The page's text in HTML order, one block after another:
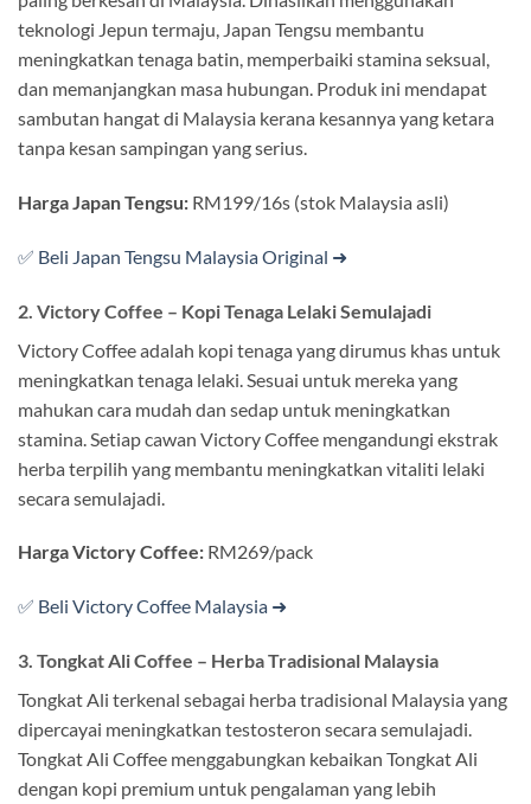
teknologi Jepun termaju, Japan Tengsu membantu
meningkatkan tenaga batin, memperbaiki stamina seksual,
dan memanjangkan masa hubungan. Produk ini mendapat
sambutan hangat di Malaysia kerana kesannya yang ketara
tanpa kesan sampingan yang serius.
Harga Japan Tengsu: RM199/16s (stok Malaysia asli)
✅ Beli Japan Tengsu Malaysia Original ➜
2. Victory Coffee – Kopi Tenaga Lelaki Semulajadi
Victory Coffee adalah kopi tenaga yang dirumus khas untuk
meningkatkan tenaga lelaki. Sesuai untuk mereka yang
mahukan cara mudah dan sedap untuk meningkatkan
stamina. Setiap cawan Victory Coffee mengandungi ekstrak
herba terpilih yang membantu meningkatkan vitaliti lelaki
secara semulajadi.
Harga Victory Coffee: RM269/pack
✅ Beli Victory Coffee Malaysia ➜
3. Tongkat Ali Coffee – Herba Tradisional Malaysia
Tongkat Ali terkenal sebagai herba tradisional Malaysia yang
dipercayai meningkatkan testosteron secara semulajadi.
Tongkat Ali Coffee menggabungkan kebaikan Tongkat Ali
dengan kopi premium untuk pengalaman yang lebih